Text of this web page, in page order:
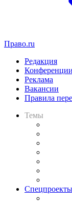
Право.ru
Редакция
Конференции
Реклама
Вакансии
Правила
Темы
Спецпроекты